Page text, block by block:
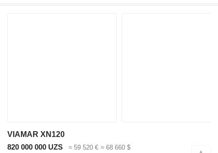
VIAMAR XN120
820 000 000 UZS
≈ 59 520 € ≈ 68 660 $